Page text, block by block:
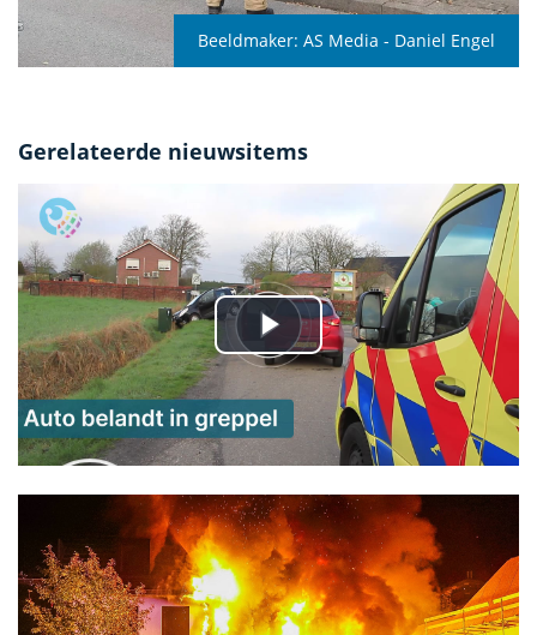
Beeldmaker: AS Media - Daniel Engel
Gerelateerde nieuwsitems